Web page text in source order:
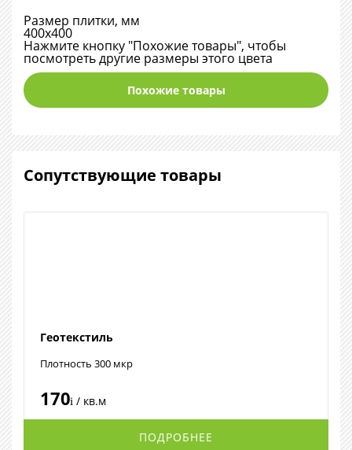
Размер плитки, мм
400х400
Нажмите кнопку "Похожие товары", чтобы
посмотреть другие размеры этого цвета
Похожие товары
Сопутствующие товары
Геотекстиль
Плотность 300 мкр
170i / кв.м
ПОДРОБНЕЕ